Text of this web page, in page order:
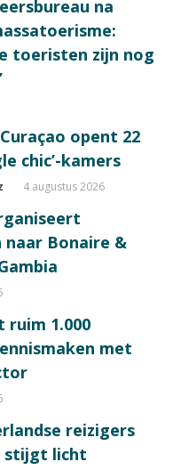
na
toeristen zijn nog
opent 22
chic’-kamers
4 augustus 2026
naar Bonaire &
ruim 1.000
met
reizigers
stijgt licht